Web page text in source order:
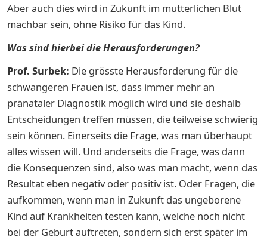
Aber auch dies wird in Zukunft im mütterlichen Blut
machbar sein, ohne Risiko für das Kind.
Was sind hierbei die Herausforderungen?
Prof. Surbek: Die grösste Herausforderung für die
schwangeren Frauen ist, dass immer mehr an
pränataler Diagnostik möglich wird und sie deshalb
Entscheidungen treffen müssen, die teilweise schwierig
sein können. Einerseits die Frage, was man überhaupt
alles wissen will. Und anderseits die Frage, was dann
die Konsequenzen sind, also was man macht, wenn das
Resultat eben negativ oder positiv ist. Oder Fragen, die
aufkommen, wenn man in Zukunft das ungeborene
Kind auf Krankheiten testen kann, welche noch nicht
bei der Geburt auftreten, sondern sich erst später im